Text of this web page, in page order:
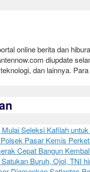
online berita dan
diupdate
dan lainnya.
Seleksi Kafilah
Pasar Kemis
Cepat Bangun
Buruh, Ojol, TNI